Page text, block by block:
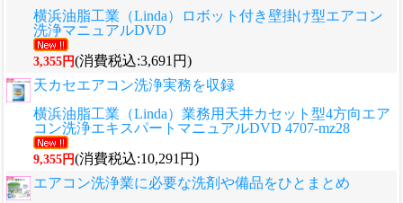
横浜油脂工業（Linda）ロボット付き壁掛け型エアコン
洗浄マニュアルDVD
3,355円(消費税込:3,691円)
天カセエアコン洗浄実務を収録
横浜油脂工業（Linda）業務用天井カセット型4方向エア
コン洗浄エキスパートマニュアルDVD 4707-mz28
9,355円(消費税込:10,291円)
エアコン洗浄業に必要な洗剤や備品をひとまとめ